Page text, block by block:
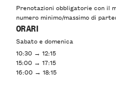
Prenotazioni obbligatorie con il
numero minimo/massimo di
ORARI
Sabato e domenica
10:30 → 12:15
15:00 → 17:15
16:00 → 18:15